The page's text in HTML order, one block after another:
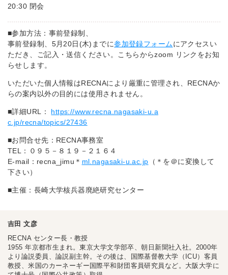
20:30 閉会
■参加方法：事前登録制、
事前登録制、5月20日(木)までに参加登録フォームにアクセスい
ただき、ご記入・送信ください。こちらからzoom リンクをお知
らせします。
いただいた個人情報はRECNAにより厳重に管理され、RECNAか
らの案内以外の目的には使用されません。
■詳細URL： https://www.recna.nagasaki-u.a
c.jp/recna/topics/27436
■お問合せ先：RECNA事務室
TEL：０９５－８１９－２１６４
E-mail：recna_jimu＊ ml.nagasaki-u.ac.jp （＊を＠に変換して
下さい）
■主催：長崎大学核兵器廃絶研究センター
吉田 文彦
RECNA センター長・教授
1955 年京都市生まれ。東京大学文学部卒、朝日新聞社入社。2000年
より論説委員、論説副主幹。その後は、国際基督教大学（ICU）客員
教授、米国のカーネーギー国際平和財団客員研究員など。大阪大学に